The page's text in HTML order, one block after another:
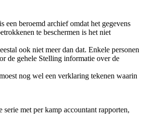
een beroemd archief omdat het gegevens
te beschermen is het niet
ook niet meer dan dat. Enkele personen
de gehele Stelling informatie over de
nog wel een verklaring tekenen waarin
met per kamp accountant rapporten,